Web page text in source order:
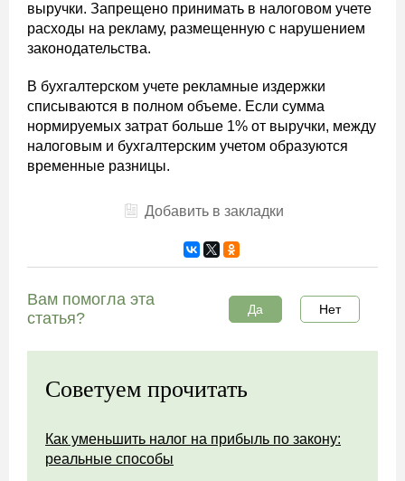
выручки. Запрещено принимать в налоговом учете
расходы на рекламу, размещенную с нарушением
законодательства.
В бухгалтерском учете рекламные издержки
списываются в полном объеме. Если сумма
нормируемых затрат больше 1% от выручки, между
налоговым и бухгалтерским учетом образуются
временные разницы.
Добавить в закладки
Вам помогла эта
статья?
Да Нет
Советуем прочитать
Как уменьшить налог на прибыль по закону:
реальные способы